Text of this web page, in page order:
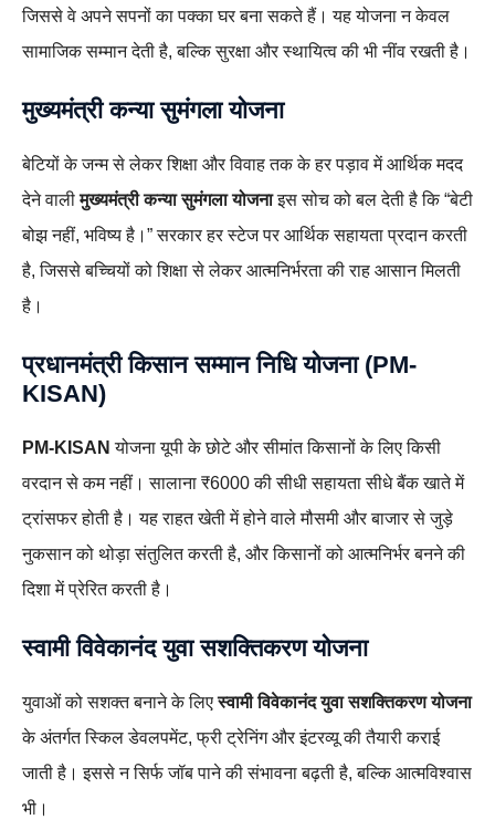
जिससे वे अपने सपनों का पक्का घर बना सकते हैं। यह योजना न केवल
सामाजिक सम्मान देती है, बल्कि सुरक्षा और स्थायित्व की भी नींव रखती है।
मुख्यमंत्री कन्या सुमंगला योजना
बेटियों के जन्म से लेकर शिक्षा और विवाह तक के हर पड़ाव में आर्थिक मदद
देने वालीमुख्यमंत्री कन्या सुमंगला योजनाइस सोच को बल देती है कि “बेटी
बोझ नहीं, भविष्य है।” सरकार हर स्टेज पर आर्थिक सहायता प्रदान करती
है, जिससे बच्चियों को शिक्षा से लेकर आत्मनिर्भरता की राह आसान मिलती
है।
प्रधानमंत्री किसान सम्मान निधि योजना (PM-
KISAN)
PM-KISAN योजना यूपी के छोटे और सीमांत किसानों के लिए किसी
वरदान से कम नहीं। सालाना ₹6000 की सीधी सहायता सीधे बैंक खाते में
ट्रांसफर होती है। यह राहत खेती में होने वाले मौसमी और बाजार से जुड़े
नुकसान को थोड़ा संतुलित करती है, और किसानों को आत्मनिर्भर बनने की
दिशा में प्रेरित करती है।
स्वामी विवेकानंद युवा सशक्तिकरण योजना
युवाओं को सशक्त बनाने के लिएस्वामी विवेकानंद युवा सशक्तिकरण योजना
के अंतर्गत स्किल डेवलपमेंट, फ्री ट्रेनिंग और इंटरव्यू की तैयारी कराई
जाती है। इससे न सिर्फ जॉब पाने की संभावना बढ़ती है, बल्कि आत्मविश्वास
भी।